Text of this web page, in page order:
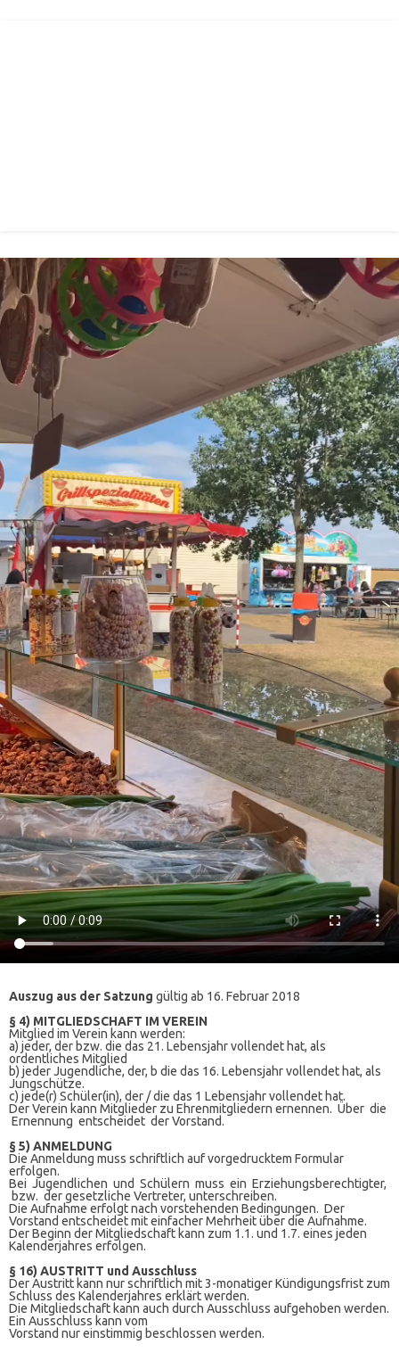
Auszug aus der Satzung gültig ab 16. Februar 2018
§ 4) MITGLIEDSCHAFT IM VEREIN
Mitglied im Verein kann werden:
a) jeder, der bzw. die das 21. Lebensjahr vollendet hat, als
ordentliches Mitglied
b) jeder Jugendliche, der, b die das 16. Lebensjahr vollendet hat, als
Jungschütze.
c) jede(r) Schüler(in), der / die das 1 Lebensjahr vollendet hat.
Der Verein kann Mitglieder zu Ehrenmitgliedern ernennen. Über die
Ernennung entscheidet der Vorstand.
§ 5) ANMELDUNG
Die Anmeldung muss schriftlich auf vorgedrucktem Formular
erfolgen.
Bei Jugendlichen und Schülern muss ein Erziehungsberechtigter,
bzw. der gesetzliche Vertreter, unterschreiben.
Die Aufnahme erfolgt nach vorstehenden Bedingungen. Der
Vorstand entscheidet mit einfacher Mehrheit über die Aufnahme.
Der Beginn der Mitgliedschaft kann zum 1.1. und 1.7. eines jeden
Kalenderjahres erfolgen.
§ 16) AUSTRITT und Ausschluss
Der Austritt kann nur schriftlich mit 3-monatiger Kündigungsfrist zum
Schluss des Kalenderjahres erklärt werden.
Die Mitgliedschaft kann auch durch Ausschluss aufgehoben werden.
Ein Ausschluss kann vom
Vorstand nur einstimmig beschlossen werden.